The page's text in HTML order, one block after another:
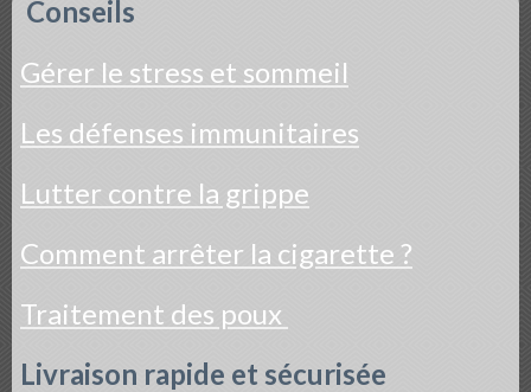
Conseils
Gérer le stress et sommeil
Les défenses immunitaires
Lutter contre la grippe
Comment arrêter la cigarette ?
Traitement des poux
Livraison rapide et sécurisée